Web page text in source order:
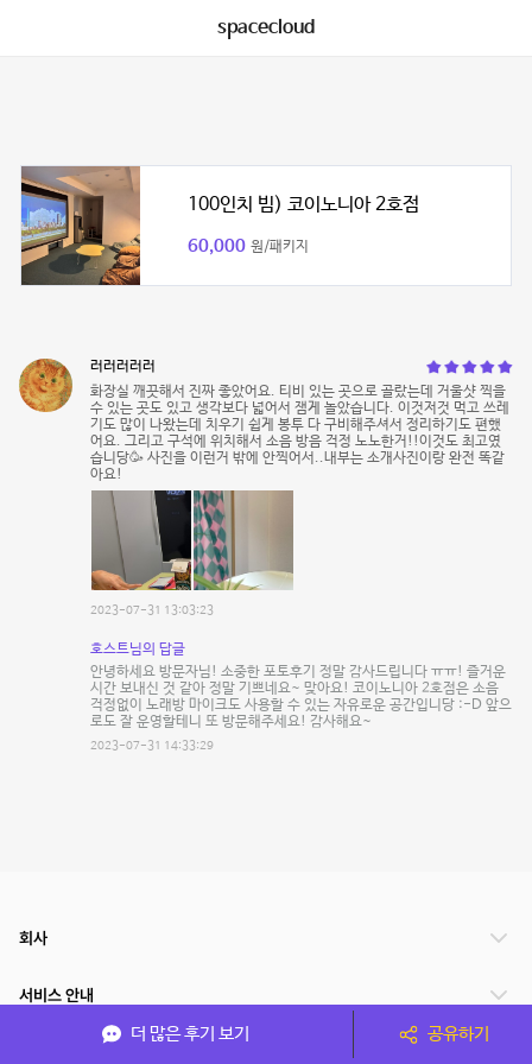
spacecloud
100인치 빔) 코이노니아 2호점
60,000 원/패키지
러러러러러
화장실 깨끗해서 진짜 좋았어요. 티비 있는 곳으로 골랐는데 거울샷 찍을
수 있는 곳도 있고 생각보다 넓어서 잼게 놀았습니다. 이것저것 먹고 쓰레
기도 많이 나왔는데 치우기 쉽게 봉투 다 구비해주셔서 정리하기도 편했
어요. 그리고 구석에 위치해서 소음 방음 걱정 노노한거!!이것도 최고였
습니당🥳 사진을 이런거 밖에 안찍어서..내부는 소개사진이랑 완전 똑같
아요!
2023-07-31 13:03:23
호스트님의 답글
안녕하세요 방문자님! 소중한 포토후기 정말 감사드립니다 ㅠㅠ! 즐거운
시간 보내신 것 같아 정말 기쁘네요~ 맞아요! 코이노니아 2호점은 소음
걱정없이 노래방 마이크도 사용할 수 있는 자유로운 공간입니당 :-D 앞으
로도 잘 운영할테니 또 방문해주세요! 감사해요~
2023-07-31 14:33:29
더 많은 후기 보기 공유하기
회사
서비스 안내